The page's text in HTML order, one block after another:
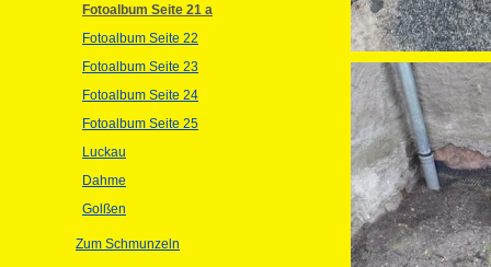
Fotoalbum Seite 21 a
Fotoalbum Seite 22
Fotoalbum Seite 23
Fotoalbum Seite 24
Fotoalbum Seite 25
Luckau
Dahme
Golßen
Zum Schmunzeln